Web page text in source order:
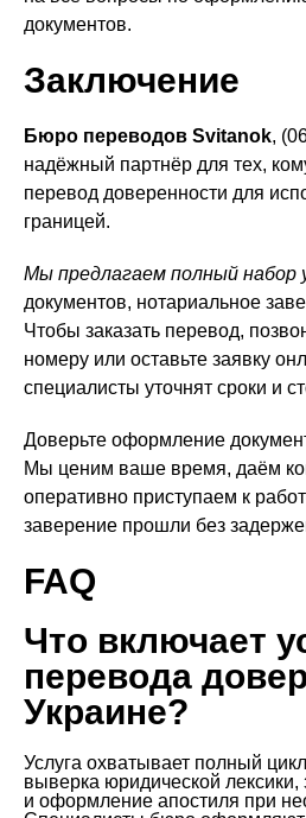
документов.
Заключение
Бюро переводов Svitanok,
надёжный партнёр для тех,
перевод доверенности для
границей.
Мы предлагаем полный набор
документов, нотариальное
Чтобы заказать перевод,
номеру или оставьте заявку
специалисты уточнят сроки и
Доверьте оформление
Мы ценим ваше время, даём
оперативно приступаем к
заверение прошли без
FAQ
Что включает
перевода
Украине?
Услуга охватывает полный
выверка юридической лексики,
и оформление апостиля при